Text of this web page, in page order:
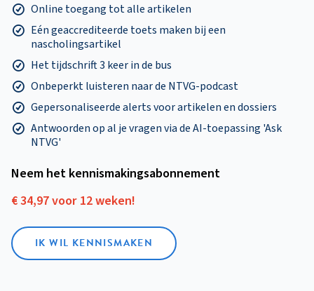
Online toegang tot alle artikelen
Eén geaccrediteerde toets maken bij een
nascholingsartikel
Het tijdschrift 3 keer in de bus
Onbeperkt luisteren naar de NTVG-podcast
Gepersonaliseerde alerts voor artikelen en dossiers
Antwoorden op al je vragen via de AI-toepassing 'Ask
NTVG'
Neem het kennismakings­abonnement
€ 34,97 voor 12 weken!
IK WIL KENNISMAKEN